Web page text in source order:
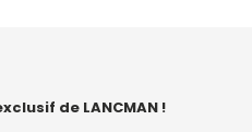
de LANCMAN !